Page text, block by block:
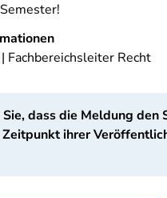
Fachbereichsleiter Recht
dass die Meldung den
ihrer